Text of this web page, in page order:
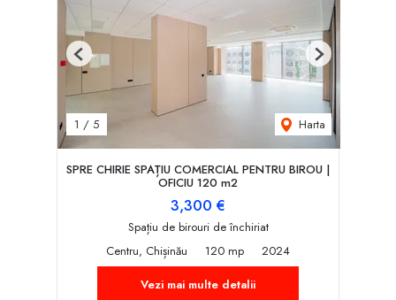
1 / 5 Harta
Previous Next
SPRE CHIRIE SPAȚIU COMERCIAL PENTRU BIROU |
OFICIU 120 m2
3,300 €
Spațiu de birouri de închiriat
Centru, Chișinău
120 mp
2024
Vezi mai multe detalii